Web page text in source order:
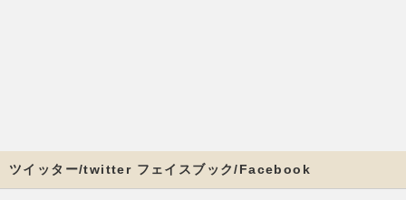
ツイッター/twitter フェイスブック/Facebook